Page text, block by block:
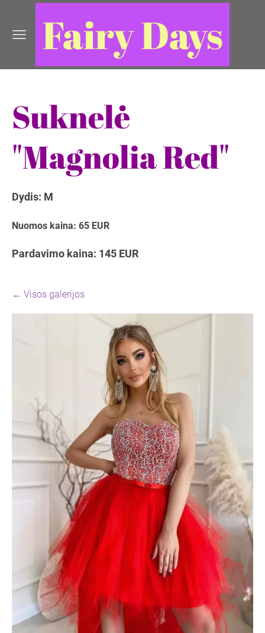
Fairy Days
Suknelė
"Magnolia Red"
Dydis: M
Nuomos kaina: 65 EUR
Pardavimo kaina: 145 EUR
Visos galerijos